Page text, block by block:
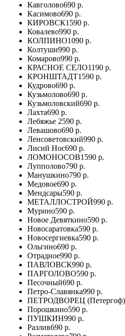
Кавголово690 р.
Касимово690 р.
КИРОВСК1590 р.
Ковалево990 р.
КОЛПИНО1090 р.
Колтуши990 р.
Комарово990 р.
КРАСНОЕ СЕЛО1190 р.
КРОНШТАДТ1590 р.
Кудрово690 р.
Кузьмолово690 р.
Кузьмоловский690 р.
Лахта690 р.
Лебяжье 2590 р.
Левашово690 р.
Ленсоветовский990 р.
Лисий Нос690 р.
ЛОМОНОСОВ1590 р.
Лупполово790 р.
Манушкино790 р.
Медовое690 р.
Мендсары590 р.
МЕТАЛЛОСТРОЙ990 р.
Мурино590 р.
Новое Девяткино590 р.
Новосаратовка590 р.
Новосергиевка590 р.
Ольгино690 р.
Отрадное990 р.
ПАВЛОВСК990 р.
ПАРГОЛОВО590 р.
Песочный690 р.
Петро-Славянка990 р.
ПЕТРОДВОРЕЦ (Петергоф)
Порошкино590 р.
ПУШКИН990 р.
Разлив690 р.